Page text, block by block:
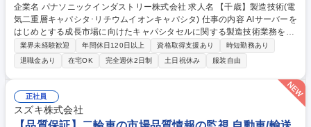
企業名 パナソニックインダストリー株式会社 求人名 【千歳】製造技術(電
気二重層キャパシタ･リチウムイオンキャパシタ) 仕事の内容 AIサーバーを
はじめとする成長市場に向けたキャパシタセルに関する製造技術業務をお
任せします。事業拡大に伴い新たなラインが設立されており、工程安定
化･製造原価改善が主なミッションとなります。 ・新製品で導入した新工
法を既存製品へ展開 (設計/モノづくり高位平準化) ・生産実績/評価検討か
らデータ分析を実施し、原価改善(材料/設備/労務)のアイテムの抽出&推進
・既存品の材料EOL/BCP対応、及び製造原価活動に関する社内外との折
衝＆業務推進 ・現場/現物/現実の観点から製品不具合を解析し、関連部門
との協議/対策を実施することで品質向上/ロスコスト削減 募集職種 【千
業界未経験歓迎 年間休日120日以上 資格取得支援あり
時短勤務あり
退職金あり
在宅OK 完全週休2日制 土日祝休み 服装自由
正社員
スズキ株式会社